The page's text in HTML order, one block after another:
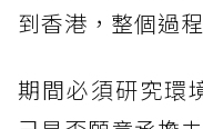
到香港，整個過
期間必須研究環